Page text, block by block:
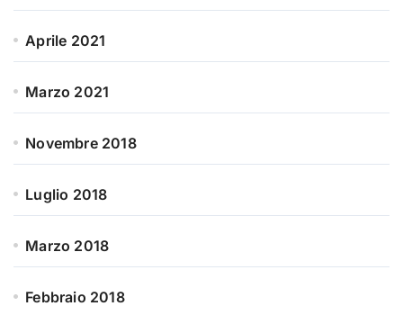
Aprile 2021
Marzo 2021
Novembre 2018
Luglio 2018
Marzo 2018
Febbraio 2018